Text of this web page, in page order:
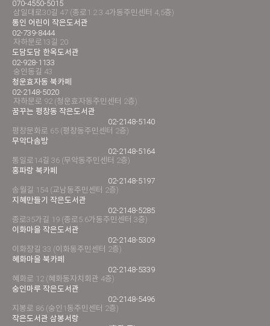
070-4550-5015
삼일대로30길 47 (종로1.2.3.4가동주민센터 4,5층)
통인 어린이 작은도서관
02-739-8444
자하문로13길 20
도담도담 한옥도서관
02-928-1133
숭인동길 43
청운효자동 북카페
02-2148-5020
자하문로 92 (청운효자동주민센터 2층)
꿈꾸는 평창동 작은도서관
02-2148-5140
평창문화로 65 (평창동주민센터 2층)
무악다솜방
02-2148-5164
통일로14길 36 (무악동주민센터 2층)
홍파랑 북카페
02-2148-5197
송월길 154 (교남동주민센터 2층)
지혜만들기 작은도서관
02-2148-5285
종로35가길 19 (종로5.6가동주민센터 3층)
이화마을 작은도서관
02-2148-5309
이화장길 33 (이화동주민센터 2층)
혜화마을 북카페
02-2148-5339
혜화로 12 (혜화동자치회관 4층)
숭인마루 작은도서관
02-2148-5496
지봉로 86 (숭인1동주민센터 2층)
작은도서관 삼봉서랑